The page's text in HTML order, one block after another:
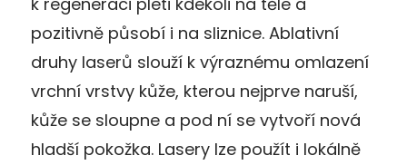
pozitivně působí i na sliznice. Ablativní
druhy laserů slouží k výraznému omlazení
vrchní vrstvy kůže, kterou nejprve naruší,
kůže se sloupne a pod ní se vytvoří nová
hladší pokožka. Lasery lze použít i lokálně